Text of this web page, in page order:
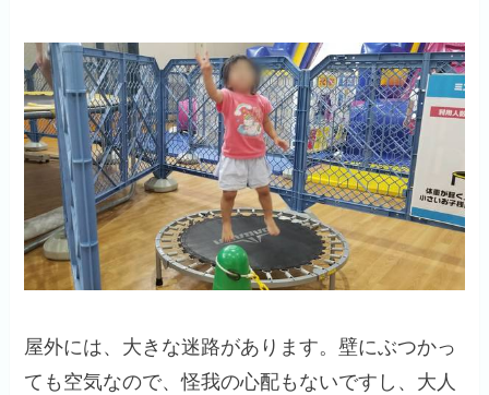
屋外には、大きな迷路があります。壁にぶつかっ
ても空気なので、怪我の心配もないですし、大人